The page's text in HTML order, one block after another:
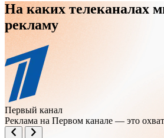
На каких телеканалах
рекламу
Первый канал
Реклама на Первом канале — это